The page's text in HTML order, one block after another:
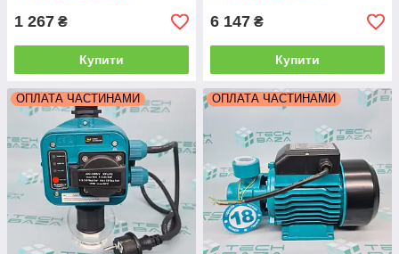
1 267 ₴
Купити
6 147 ₴
Купити
ОПЛАТА ЧАСТИНАМИ ОПЛАТА ЧАСТИНАМИ